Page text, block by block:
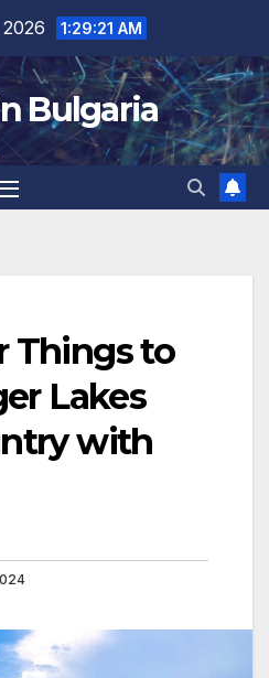
1:29:22 AM
Bulgaria
Things to
Lakes
with